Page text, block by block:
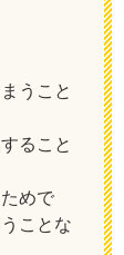
うこと
ること
めで
ことな